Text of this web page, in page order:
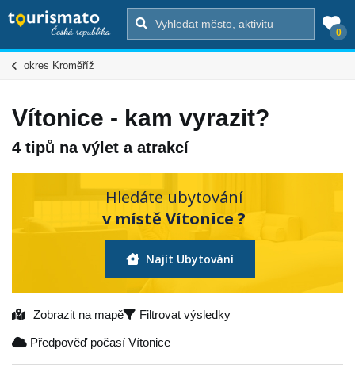
0
okres Kroměříž
Vítonice - kam vyrazit?
4 tipů na výlet a atrakcí
Hledáte ubytování
v místě Vítonice ?
Najít Ubytování
Zobrazit na mapě Filtrovat výsledky
Předpověď počasí Vítonice